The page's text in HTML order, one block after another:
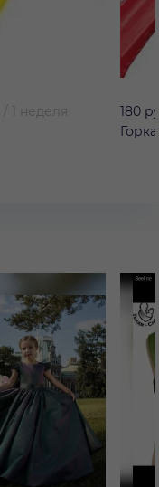
1 неделя
180
Горка